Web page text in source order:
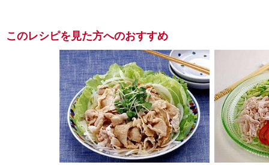
このレシピを見た方へのおすすめ